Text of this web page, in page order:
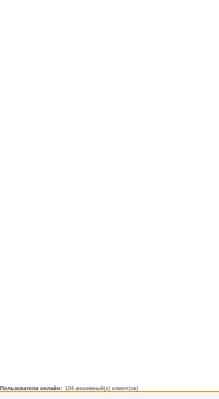
Пользователи онлайн: 104 анонимный(х) клиент(ов)